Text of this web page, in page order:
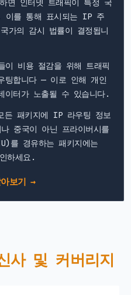
이를 통해 표시되는 IP 주
가의 감시 법률이 결정됩니
이 비용 절감을 위해 트래픽
팅합니다 — 이로 인해 개인
터가 노출될 수 있습니다.
든 패키지에 IP 라우팅 정보
중국이 아닌 프라이버시를
를 경유하는 패키지에는
하세요.
보기 →
사 및 커버리지